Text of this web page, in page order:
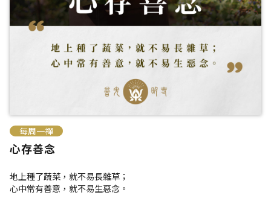
每周一禪
心存善念
地上種了蔬菜，就不易長雜草；
心中常有善意，就不易生惡念。